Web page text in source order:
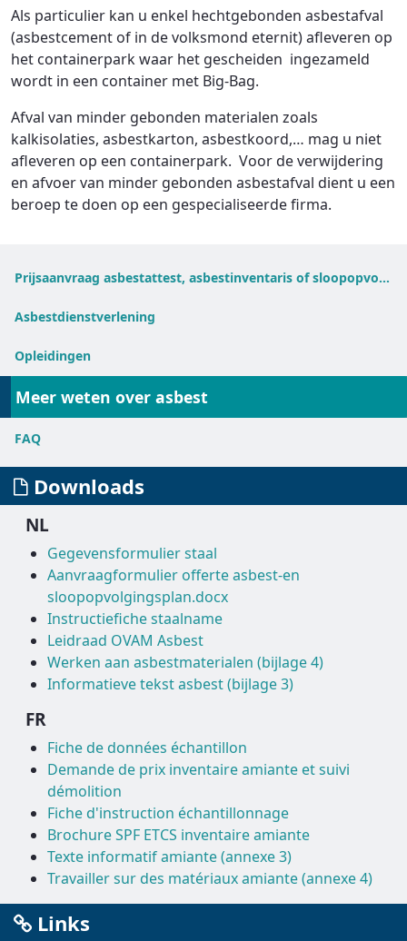
Als particulier kan u enkel hechtgebonden asbestafval
(asbestcement of in de volksmond eternit) afleveren op
het containerpark waar het gescheiden ingezameld
wordt in een container met Big-Bag.
Afval van minder gebonden materialen zoals
kalkisolaties, asbestkarton, asbestkoord,… mag u niet
afleveren op een containerpark. Voor de verwijdering
en afvoer van minder gebonden asbestafval dient u een
beroep te doen op een gespecialiseerde firma.
Prijsaanvraag asbestattest, asbestinventaris of sloopopvolgingsplan
Asbestdienstverlening
Opleidingen
Meer weten over asbest
FAQ
Downloads
NL
Gegevensformulier staal
Aanvraagformulier offerte asbest-en
sloopopvolgingsplan.docx
Instructiefiche staalname
Leidraad OVAM Asbest
Werken aan asbestmaterialen (bijlage 4)
Informatieve tekst asbest (bijlage 3)
FR
Fiche de données échantillon
Demande de prix inventaire amiante et suivi
démolition
Fiche d'instruction échantillonnage
Brochure SPF ETCS inventaire amiante
Texte informatif amiante (annexe 3)
Travailler sur des matériaux amiante (annexe 4)
Links